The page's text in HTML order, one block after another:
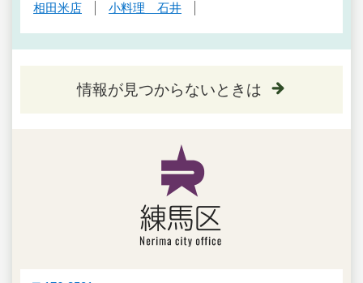
相田米店
小料理 石井
情報が見つからないときは